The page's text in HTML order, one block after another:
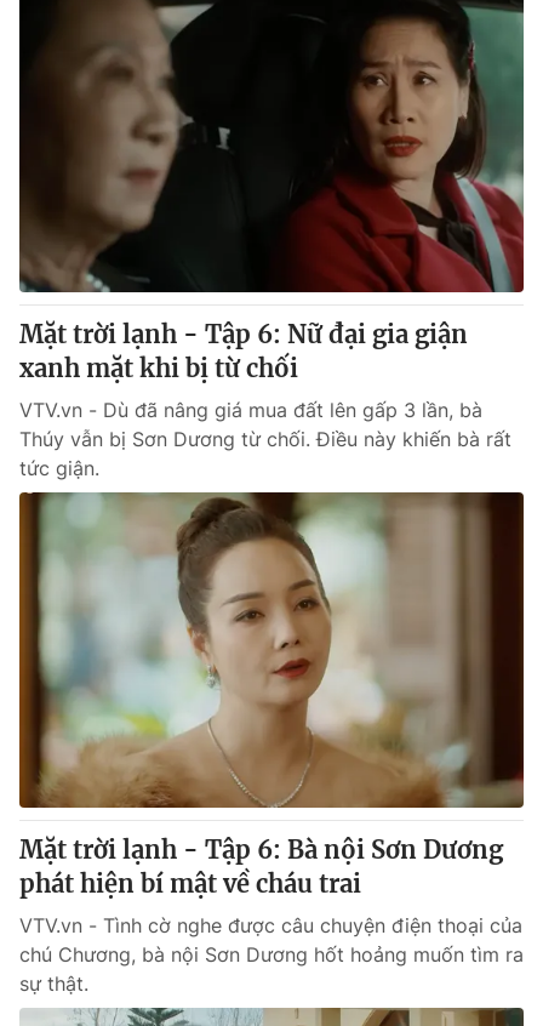
Mặt trời lạnh - Tập 6: Nữ đại gia giận
xanh mặt khi bị từ chối
VTV.vn - Dù đã nâng giá mua đất lên gấp 3 lần, bà
Thúy vẫn bị Sơn Dương từ chối. Điều này khiến bà rất
tức giận.
Mặt trời lạnh - Tập 6: Bà nội Sơn Dương
phát hiện bí mật về cháu trai
VTV.vn - Tình cờ nghe được câu chuyện điện thoại của
chú Chương, bà nội Sơn Dương hốt hoảng muốn tìm ra
sự thật.